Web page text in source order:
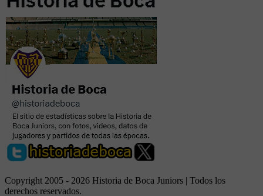
Copyright 2005 - 2026 Historia de Boca Juniors | Todos los
derechos reservados.